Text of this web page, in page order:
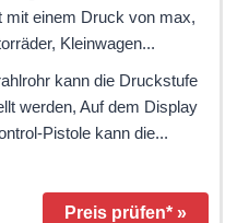
mit einem Druck von max,
Kleinwagen...
kann die Druckstufe
werden, Auf dem Display
Pistole kann die...
Preis prüfen* »